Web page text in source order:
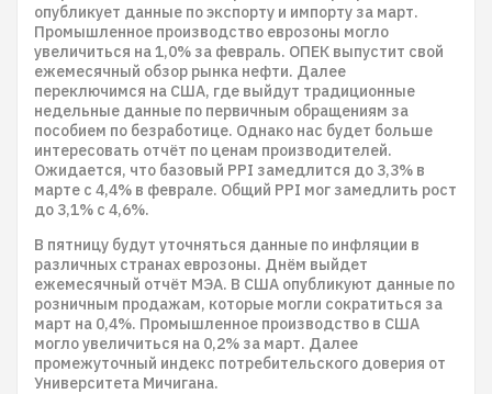
опубликует данные по экспорту и импорту за март.
Промышленное производство еврозоны могло
увеличиться на 1,0% за февраль. ОПЕК выпустит свой
ежемесячный обзор рынка нефти. Далее
переключимся на США, где выйдут традиционные
недельные данные по первичным обращениям за
пособием по безработице. Однако нас будет больше
интересовать отчёт по ценам производителей.
Ожидается, что базовый PPI замедлится до 3,3% в
марте с 4,4% в феврале. Общий PPI мог замедлить рост
до 3,1% с 4,6%.
В пятницу будут уточняться данные по инфляции в
различных странах еврозоны. Днём выйдет
ежемесячный отчёт МЭА. В США опубликуют данные по
розничным продажам, которые могли сократиться за
март на 0,4%. Промышленное производство в США
могло увеличиться на 0,2% за март. Далее
промежуточный индекс потребительского доверия от
Университета Мичигана.